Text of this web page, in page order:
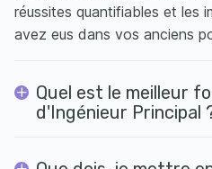
réussites quantifiables et les
avez eus dans vos anciens
Quel est le meilleur
d'Ingénieur Principal